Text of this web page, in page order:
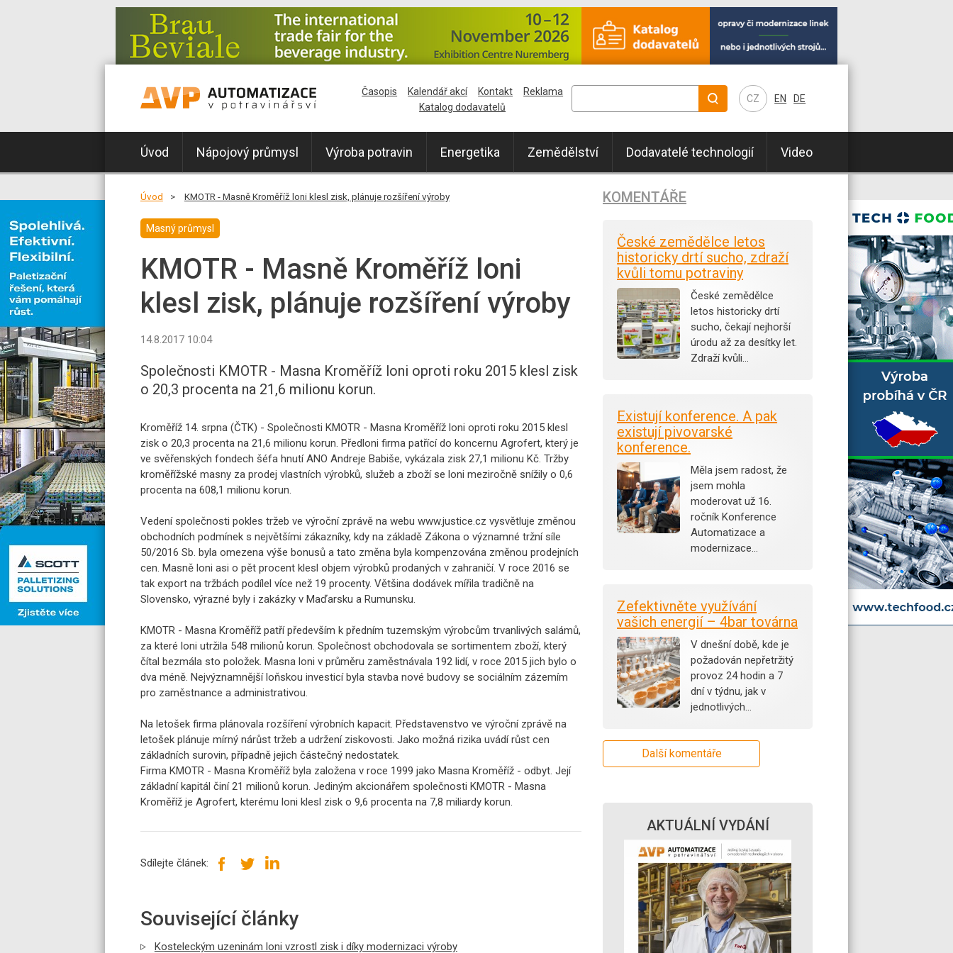
CZ EN DE
Úvod Nápojový průmysl Výroba potravin Energetika Zemědělství Dodavatelé technologií Video
Časopis Kalendář akcí Kontakt
Reklama
Katalog dodavatelů
Úvod KMOTR - Masně Kroměříž loni klesl zisk, plánuje rozšíření výroby
Masný průmysl
KMOTR - Masně Kroměříž loni
klesl zisk, plánuje rozšíření výroby
14.8.2017 10:04
Společnosti KMOTR - Masna Kroměříž loni oproti roku 2015 klesl zisk
o 20,3 procenta na 21,6 milionu korun.
Kroměříž 14. srpna (ČTK) - Společnosti KMOTR - Masna Kroměříž loni oproti roku 2015 klesl
zisk o 20,3 procenta na 21,6 milionu korun. Předloni firma patřící do koncernu Agrofert, který je
ve svěřenských fondech šéfa hnutí ANO Andreje Babiše, vykázala zisk 27,1 milionu Kč. Tržby
kroměřížské masny za prodej vlastních výrobků, služeb a zboží se loni meziročně snížily o 0,6
procenta na 608,1 milionu korun.
Vedení společnosti pokles tržeb ve výroční zprávě na webu www.justice.cz vysvětluje změnou
obchodních podmínek s největšími zákazníky, kdy na základě Zákona o významné tržní síle
50/2016 Sb. byla omezena výše bonusů a tato změna byla kompenzována změnou prodejních
cen. Masně loni asi o pět procent klesl objem výrobků prodaných v zahraničí. V roce 2016 se
tak export na tržbách podílel více než 19 procenty. Většina dodávek mířila tradičně na
Slovensko, výrazné byly i zakázky v Maďarsku a Rumunsku.
KMOTR - Masna Kroměříž patří především k předním tuzemským výrobcům trvanlivých salámů,
za které loni utržila 548 milionů korun. Společnost obchodovala se sortimentem zboží, který
čítal bezmála sto položek. Masna loni v průměru zaměstnávala 192 lidí, v roce 2015 jich bylo o
dva méně. Nejvýznamnější loňskou investicí byla stavba nové budovy se sociálním zázemím
pro zaměstnance a administrativou.
Na letošek firma plánovala rozšíření výrobních kapacit. Představenstvo ve výroční zprávě na
letošek plánuje mírný nárůst tržeb a udržení ziskovosti. Jako možná rizika uvádí růst cen
základních surovin, případně jejich částečný nedostatek.
Firma KMOTR - Masna Kroměříž byla založena v roce 1999 jako Masna Kroměříž - odbyt. Její
základní kapitál činí 21 milionů korun. Jediným akcionářem společnosti KMOTR - Masna
Kroměříž je Agrofert, kterému loni klesl zisk o 9,6 procenta na 7,8 miliardy korun.
Sdílejte článek:
Související články
Kosteleckým uzeninám loni vzrostl zisk i díky modernizaci výroby
KOMENTÁŘE
České zemědělce letos
historicky drtí sucho, zdraží
kvůli tomu potraviny
České zemědělce
letos historicky drtí
sucho, čekají nejhorší
úrodu až za desítky let.
Zdraží kvůli…
Existují konference. A pak
existují pivovarské
konference.
Měla jsem radost, že
jsem mohla
moderovat už 16.
ročník Konference
Automatizace a
modernizace…
Zefektivněte využívání
vašich energií – 4bar továrna
V dnešní době, kde je
požadován nepřetržitý
provoz 24 hodin a 7
dní v týdnu, jak v
jednotlivých…
Další komentáře
AKTUÁLNÍ VYDÁNÍ